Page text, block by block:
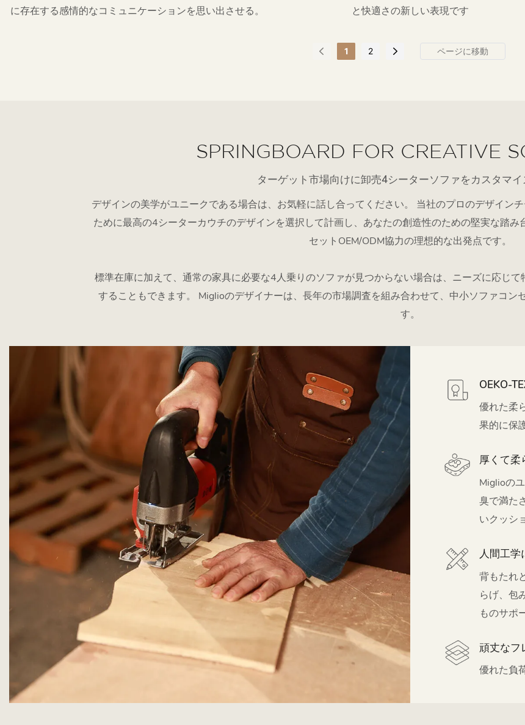
に存在する感情的なコミュニケーションを思い出させる。
と快適さの新しい表現です
1 2
SPRINGBOARD FOR CREATIVE
ターゲット市場向けに卸売4シーターソファをカスタマ
デザインの美学がユニークである場合は、お気軽に話し合ってください。 当社のプロのデザイン
ために最高の4シーターカウチのデザインを選択して計画し、あなたの創造性のための堅実な踏
セットOEM/ODM協力の理想的な出発点です。
標準在庫に加えて、通常の家具に必要な4人乗りのソファが見つからない場合は、ニーズに応じ
することもできます。 Miglioのデザイナーは、長年の市場調査を組み合わせて、中小ソファコン
す。
OEKO-
優れた柔
果的に保
厚くて柔
Miglioの
臭で満た
いクッシ
人間工学
背もたれ
らげ、包
ものサポ
頑丈なフ
優れた負